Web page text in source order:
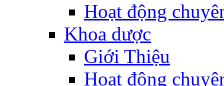
Hoạt động
Khoa dược
Giới Thiệu
Hoạt động